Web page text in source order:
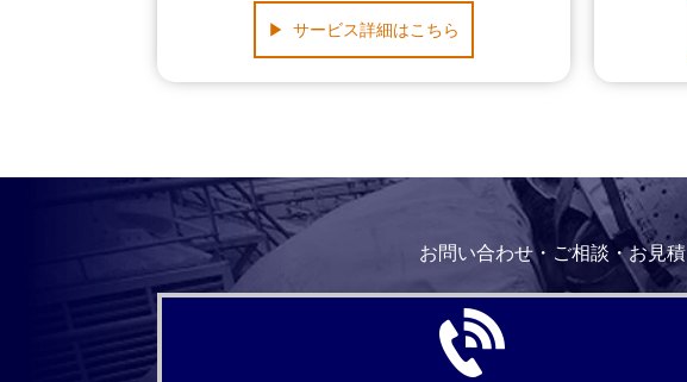
サービス詳細はこちら
お問い合わせ・ご相談・お見